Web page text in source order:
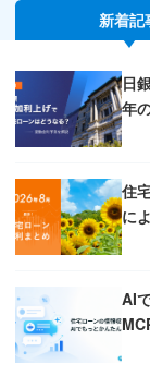
新着記
日
年
住
に
AI